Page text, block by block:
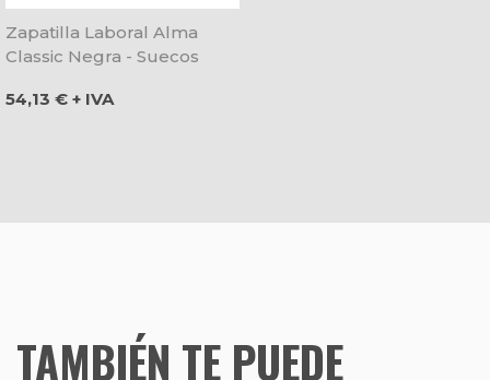
Zapatilla Laboral Alma
Classic Negra - Suecos
Precio
54,13 € + IVA
TAMBIÉN TE PUEDE